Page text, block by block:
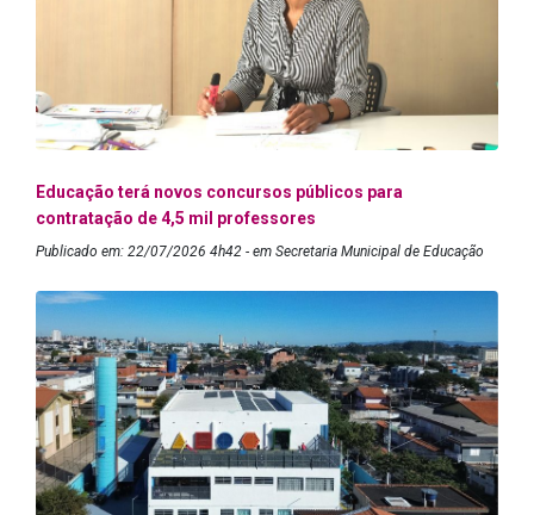
Educação terá novos concursos públicos para
contratação de 4,5 mil professores
Publicado em: 22/07/2026 4h42 - em Secretaria Municipal de Educação